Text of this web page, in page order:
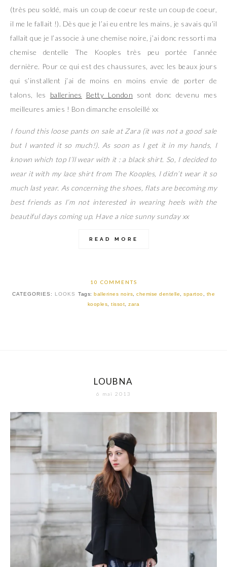
(très peu soldé, mais un coup de coeur reste un coup de coeur,
il me le fallait !). Dès que je l’ai eu entre les mains, je savais qu’il
fallait que je l’associe à une chemise noire, j’ai donc ressorti ma
chemise dentelle The Kooples très peu portée l’année
dernière. Pour ce qui est des chaussures, avec les beaux jours
qui s’installent j’ai de moins en moins envie de porter de
talons, les ballerines Betty London sont donc devenu mes
meilleures amies ! Bon dimanche ensoleillé xx
I found this loose pants on sale at Zara (it was not a good sale
but I wanted it so much!). As soon as I get it in my hands, I
known which top I’ll wear with it : a black shirt. So, I decided to
wear it with my lace shirt from The Kooples, I didn’t wear it so
much last year. As concerning the shoes, flats are becoming my
best friends as I’m not interested in wearing heels with the
beautiful days coming up. Have a nice sunny sunday xx
READ MORE
10 COMMENTS
CATEGORIES: LOOKS Tags: ballerines noirs chemise dentelle spartoo
the
kooples ,tissot ,zara
LOUBNA
6 mai 2013